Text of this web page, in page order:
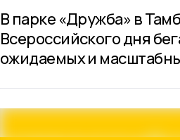
В парке «Дружба» в
Всероссийского дня
ожидаемых и